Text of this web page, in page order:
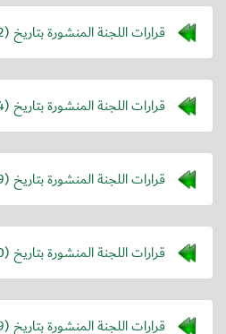
قرارات اللجنة المنشورة بتاريخ (
قرارات اللجنة المنشورة بتاريخ (
قرارات اللجنة المنشورة بتاريخ (
قرارات اللجنة المنشورة بتاريخ (
قرارات اللجنة المنشورة بتاريخ (